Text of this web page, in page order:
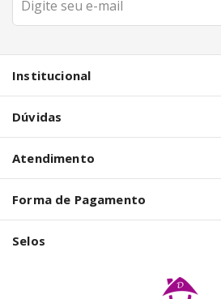
Institucional
Dúvidas
Atendimento
Forma de Pagamento
Selos